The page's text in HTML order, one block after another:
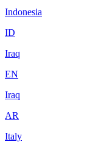
Indonesia
ID
Iraq
EN
Iraq
AR
Italy